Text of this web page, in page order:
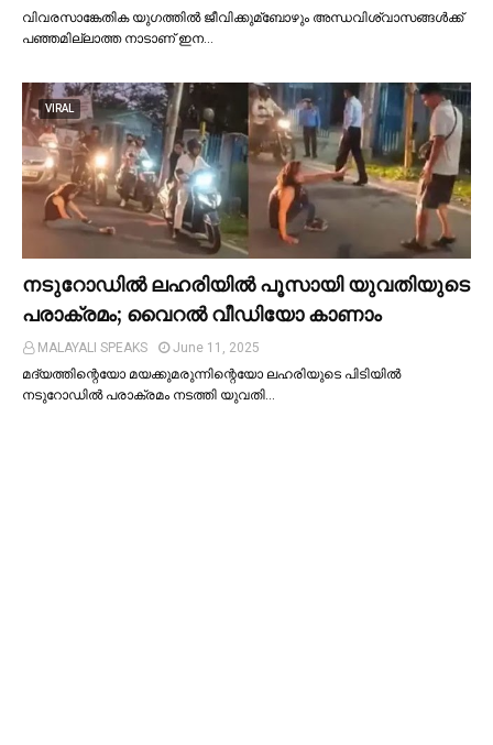
വിവരസാങ്കേതിക യുഗത്തില്‍ ജീവിക്കുമ്ബോഴും അന്ധവിശ്വാസങ്ങള്‍ക്ക്
പഞ്ഞമില്ലാത്ത നാടാണ് ഇന…
VIRAL
നടുറോഡില്‍ ലഹരിയില്‍ പൂസായി യുവതിയുടെ
പരാക്രമം; വൈറൽ വീഡിയോ കാണാം
MALAYALI SPEAKS
June 11, 2025
മദ്യത്തിന്റെയോ മയക്കുമരുന്നിന്റെയോ ലഹരിയുടെ പിടിയില്‍
നടുറോഡില്‍ പരാക്രമം നടത്തി യുവതി…